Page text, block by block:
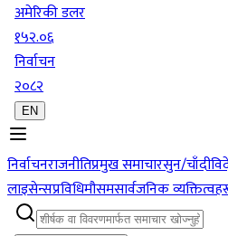
अमेरिकी डलर
१५२.०६
निर्वाचन
२०८२
EN
निर्वाचनराजनीतिप्रमुख समाचारसुन/चाँदी
लाइसेन्सप्रविधिमौसमसार्वजनिक